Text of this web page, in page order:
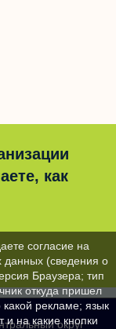
как
округ
согласие на
данных (сведения о
Браузера; тип
откуда пришел
какой рекламе; язык
на какие кнопки